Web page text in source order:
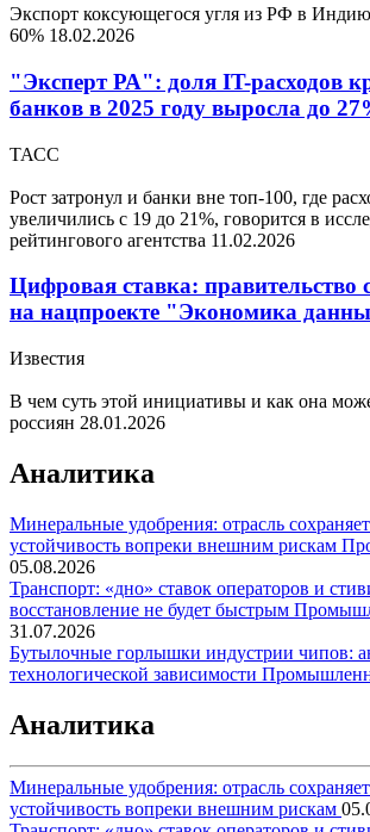
Экспорт коксующегося угля из РФ в
60% 18.02.2026
"Эксперт РА": доля IT-расходов
банков в 2025 году выросла до
ТАСС
Рост затронул и банки вне топ-100, где
увеличились с 19 до 21%, говорится в
рейтингового агентства 11.02.2026
Цифровая ставка: правительство
на нацпроекте "Экономика
Известия
В чем суть этой инициативы и как она
россиян 28.01.2026
Аналитика
Минеральные удобрения: отрасль
устойчивость вопреки внешним рискам
05.08.2026
Транспорт: «дно» ставок операторов и
восстановление не будет быстрым
31.07.2026
Бутылочные горлышки индустрии чипов:
технологической зависимости
Аналитика
Минеральные удобрения: отрасль
устойчивость вопреки внешним рискам